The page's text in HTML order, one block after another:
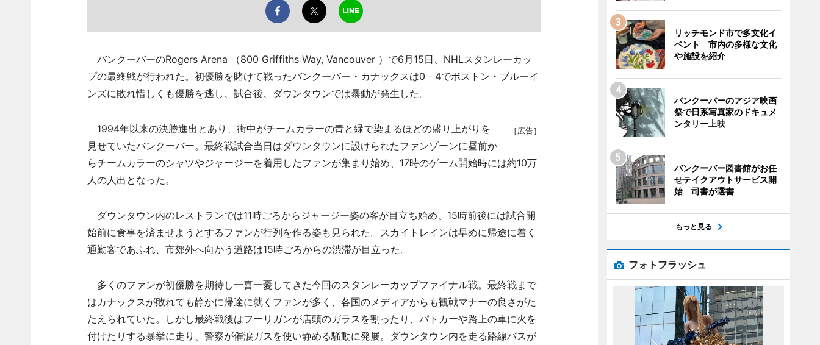
バンクーバーのRogers Arena （800 Griffiths Way, Vancouver ）で6月15日、NHLスタンレーカッ
プの最終戦が行われた。初優勝を賭けて戦ったバンクーバー・カナックスは0－4でボストン・ブルーイ
ンズに敗れ惜しくも優勝を逃し、試合後、ダウンタウンでは暴動が発生した。
［広告］
1994年以来の決勝進出とあり、街中がチームカラーの青と緑で染まるほどの盛り上がりを
見せていたバンクーバー。最終戦試合当日はダウンタウンに設けられたファンゾーンに昼前か
らチームカラーのシャツやジャージーを着用したファンが集まり始め、17時のゲーム開始時には約10万
人の人出となった。
ダウンタウン内のレストランでは11時ごろからジャージー姿の客が目立ち始め、15時前後には試合開
始前に食事を済ませようとするファンが行列を作る姿も見られた。スカイトレインは早めに帰途に着く
通勤客であふれ、市郊外へ向かう道路は15時ごろからの渋滞が目立った。
多くのファンが初優勝を期待し一喜一憂してきた今回のスタンレーカップファイナル戦。最終戦まで
はカナックスが敗れても静かに帰途に就くファンが多く、各国のメディアからも観戦マナーの良さがた
たえられていた。しかし最終戦後はフーリガンが店頭のガラスを割ったり、パトカーや路上の車に火を
付けたりする暴挙に走り、警察が催涙ガスを使い静める騒動に発展。ダウンタウン内を走る路線バスが
リッチモンド市で多文化イ
ベント 市内の多様な文化
や施設を紹介
バンクーバーのアジア映画
祭で日系写真家のドキュメ
ンタリー上映
バンクーバー図書館がお任
せテイクアウトサービス開
始 司書が選書
もっと見る
フォトフラッシュ